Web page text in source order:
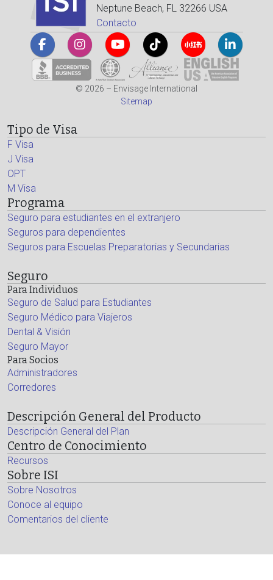
Neptune Beach, FL 32266 USA
Contacto
© 2026 – Envisage International
Sitemap
Tipo de Visa
F Visa
J Visa
OPT
M Visa
Programa
Seguro para estudiantes en el extranjero
Seguros para dependientes
Seguros para Escuelas Preparatorias y Secundarias
Seguro
Para Individuos
Seguro de Salud para Estudiantes
Seguro Médico para Viajeros
Dental & Visión
Seguro Mayor
Para Socios
Administradores
Corredores
Descripción General del Producto
Descripción General del Plan
Centro de Conocimiento
Recursos
Sobre ISI
Sobre Nosotros
Conoce al equipo
Comentarios del cliente